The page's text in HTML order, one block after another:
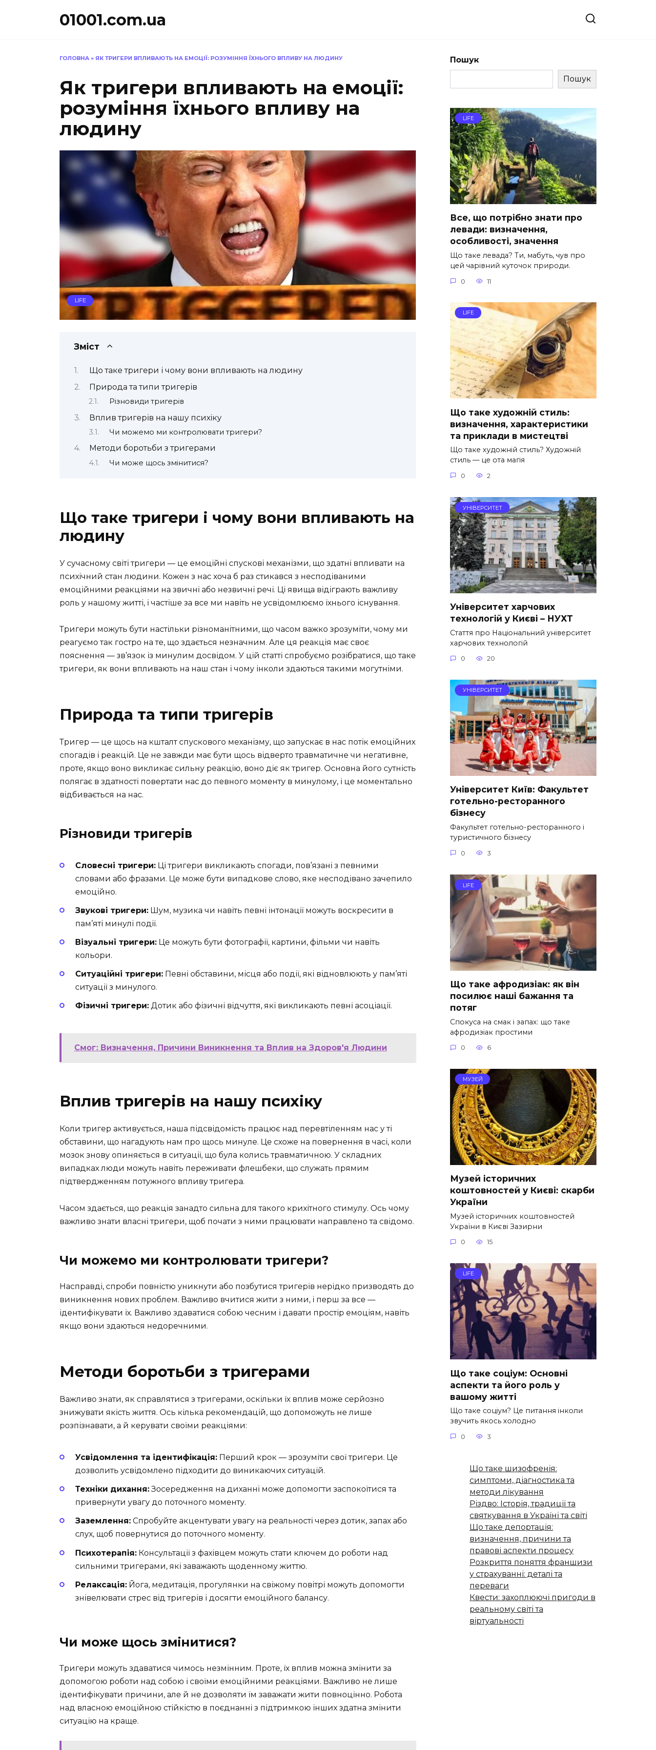
01001.com.ua
ГОЛОВНА » ЯК ТРИГЕРИ ВПЛИВАЮТЬ НА ЕМОЦІЇ: РОЗУМІННЯ ЇХНЬОГО ВПЛИВУ НА ЛЮДИНУ
Як тригери впливають на емоції:
розуміння їхнього впливу на
людину
LIFE
Зміст
Що таке тригери і чому вони впливають на людину
Природа та типи тригерів
Різновиди тригерів
Вплив тригерів на нашу психіку
Чи можемо ми контролювати тригери?
Методи боротьби з тригерами
Чи може щось змінитися?
Що таке тригери і чому вони впливають на
людину
У сучасному світі тригери — це емоційні спускові механізми, що здатні впливати на
психічний стан людини. Кожен з нас хоча б раз стикався з несподіваними
емоційними реакціями на звичні або незвичні речі. Ці явища відіграють важливу
роль у нашому житті, і частіше за все ми навіть не усвідомлюємо їхнього існування.
Тригери можуть бути настільки різноманітними, що часом важко зрозуміти, чому ми
реагуємо так гостро на те, що здається незначним. Але ця реакція має своє
пояснення — зв’язок із минулим досвідом. У цій статті спробуємо розібратися, що таке
тригери, як вони впливають на наш стан і чому інколи здаються такими могутніми.
Природа та типи тригерів
Тригер — це щось на кшталт спускового механізму, що запускає в нас потік емоційних
спогадів і реакцій. Це не завжди має бути щось відверто травматичне чи негативне,
проте, якщо воно викликає сильну реакцію, воно діє як тригер. Основна його сутність
полягає в здатності повертати нас до певного моменту в минулому, і це моментально
відбивається на нас.
Різновиди тригерів
Словесні тригери: Ці тригери викликають спогади, пов’язані з певними
словами або фразами. Це може бути випадкове слово, яке несподівано зачепило
емоційно.
Звукові тригери: Шум, музика чи навіть певні інтонації можуть воскресити в
пам’яті минулі події.
Візуальні тригери: Це можуть бути фотографії, картини, фільми чи навіть
кольори.
Ситуаційні тригери: Певні обставини, місця або події, які відновлюють у пам’яті
ситуації з минулого.
Фізичні тригери: Дотик або фізичні відчуття, які викликають певні асоціації.
Смог: Визначення, Причини Виникнення та Вплив на Здоров'я Людини
Вплив тригерів на нашу психіку
Коли тригер активується, наша підсвідомість працює над перевтіленням нас у ті
обставини, що нагадують нам про щось минуле. Це схоже на повернення в часі, коли
мозок знову опиняється в ситуації, що була колись травматичною. У складних
випадках люди можуть навіть переживати флешбеки, що служать прямим
підтвердженням потужного впливу тригера.
Часом здається, що реакція занадто сильна для такого крихітного стимулу. Ось чому
важливо знати власні тригери, щоб почати з ними працювати направлено та свідомо.
Чи можемо ми контролювати тригери?
Насправді, спроби повністю уникнути або позбутися тригерів нерідко призводять до
виникнення нових проблем. Важливо вчитися жити з ними, і перш за все —
ідентифікувати їх. Важливо здаватися собою чесним і давати простір емоціям, навіть
якщо вони здаються недоречними.
Методи боротьби з тригерами
Важливо знати, як справлятися з тригерами, оскільки їх вплив може серйозно
знижувати якість життя. Ось кілька рекомендацій, що допоможуть не лише
розпізнавати, а й керувати своїми реакціями:
Усвідомлення та ідентифікація: Перший крок — зрозуміти свої тригери. Це
дозволить усвідомлено підходити до виникаючих ситуацій.
Техніки дихання:Зосередження на диханні може допомогти заспокоїтися та
привернути увагу до поточного моменту.
Заземлення: Спробуйте акцентувати увагу на реальності через дотик, запах або
слух, щоб повернутися до поточного моменту.
Психотерапія: Консультації з фахівцем можуть стати ключем до роботи над
сильними тригерами, які заважають щоденному життю.
Релаксація: Йога, медитація, прогулянки на свіжому повітрі можуть допомогти
знівелювати стрес від тригерів і досягти емоційного балансу.
Чи може щось змінитися?
Тригери можуть здаватися чимось незмінним. Проте, їх вплив можна змінити за
допомогою роботи над собою і своїми емоційними реакціями. Важливо не лише
ідентифікувати причини, але й не дозволяти їм заважати жити повноцінно. Робота
над власною емоційною стійкістю в поєднанні з підтримкою інших здатна змінити
ситуацію на краще.
Пошук
Пошук
LIFE
Все, що потрібно знати про
левади: визначення,
особливості, значення
Що таке левада? Ти, мабуть, чув про
цей чарівний куточок природи.
0 11
LIFE
Що таке художній стиль:
визначення, характеристики
та приклади в мистецтві
Що таке художній стиль? Художній
стиль — це ота магія
0 2
УНІВЕРСИТЕТ
Університет харчових
технологій у Києві – НУХТ
Стаття про Національний університет
харчових технологій
0 20
УНІВЕРСИТЕТ
Університет Київ: Факультет
готельно-ресторанного
бізнесу
Факультет готельно-ресторанного і
туристичного бізнесу
0 3
LIFE
Що таке афродизіак: як він
посилює наші бажання та
потяг
Спокуса на смак і запах: що таке
афродизіак простими
0 6
МУЗЕЙ
Музей історичних
коштовностей у Києві: скарби
України
Музей історичних коштовностей
України в Києві Зазирни
0 15
LIFE
Що таке соціум: Основні
аспекти та його роль у
вашому житті
Що таке соціум? Це питання інколи
звучить якось холодно
0 3
Що таке шизофренія:
симптоми, діагностика та
методи лікування
Різдво: Історія, традиції та
святкування в Україні та світі
Що таке депортація:
визначення, причини та
правові аспекти процесу
Розкриття поняття франшизи
у страхуванні: деталі та
переваги
Квести: захоплюючі пригоди в
реальному світі та
віртуальності